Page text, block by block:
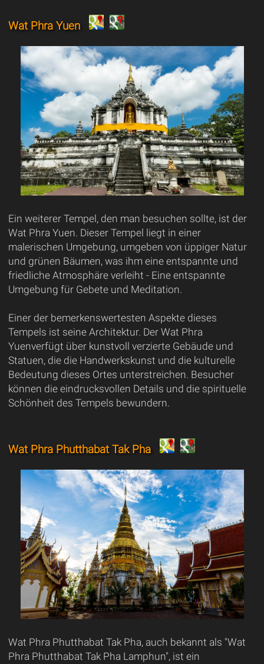
Wat Phra Yuen
Ein weiterer Tempel, den man besuchen sollte, ist der
Wat Phra Yuen. Dieser Tempel liegt in einer
malerischen Umgebung, umgeben von üppiger Natur
und grünen Bäumen, was ihm eine entspannte und
friedliche Atmosphäre verleiht - Eine entspannte
Umgebung für Gebete und Meditation.
Einer der bemerkenswertesten Aspekte dieses
Tempels ist seine Architektur. Der Wat Phra
Yuenverfügt über kunstvoll verzierte Gebäude und
Statuen, die die Handwerkskunst und die kulturelle
Bedeutung dieses Ortes unterstreichen. Besucher
können die eindrucksvollen Details und die spirituelle
Schönheit des Tempels bewundern.
Wat Phra Phutthabat Tak Pha
Wat Phra Phutthabat Tak Pha, auch bekannt als "Wat
Phra Phutthabat Tak Pha Lamphun", ist ein